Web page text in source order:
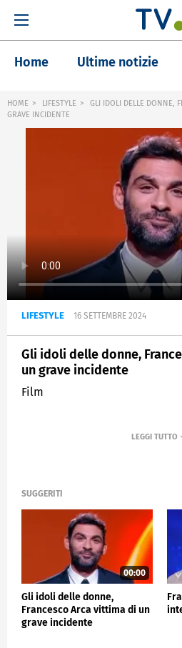
Home Ultime notizie
HOME LIFESTYLE
GLI IDOLI DELLE DONNE,
GRAVE INCIDENTE
LIFESTYLE 16 SETTEMBRE 2024
Gli idoli delle donne,
un grave incidente
Film
SUGGERITI
00:00
Gli idoli delle donne,
Francesco Arca vittima di un
grave incidente